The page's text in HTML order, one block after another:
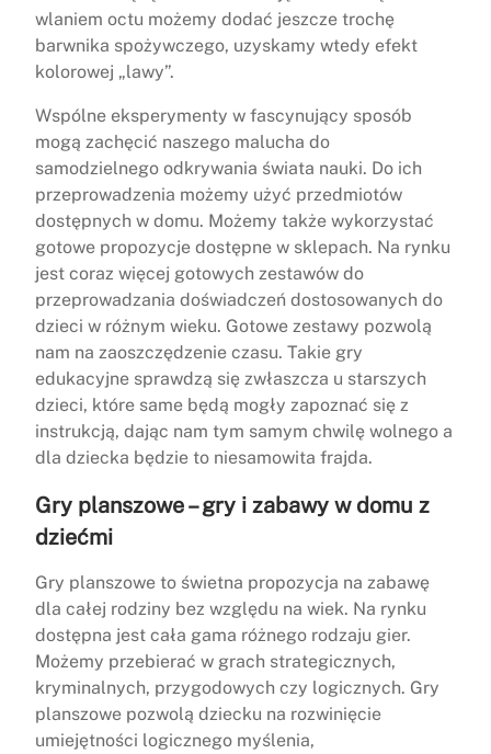
wlaniem octu możemy dodać jeszcze trochę
barwnika spożywczego, uzyskamy wtedy efekt
kolorowej „lawy”.
Wspólne eksperymenty w fascynujący sposób
mogą zachęcić naszego malucha do
samodzielnego odkrywania świata nauki. Do ich
przeprowadzenia możemy użyć przedmiotów
dostępnych w domu. Możemy także wykorzystać
gotowe propozycje dostępne w sklepach. Na rynku
jest coraz więcej gotowych zestawów do
przeprowadzania doświadczeń dostosowanych do
dzieci w różnym wieku. Gotowe zestawy pozwolą
nam na zaoszczędzenie czasu. Takie gry
edukacyjne sprawdzą się zwłaszcza u starszych
dzieci, które same będą mogły zapoznać się z
instrukcją, dając nam tym samym chwilę wolnego a
dla dziecka będzie to niesamowita frajda.
Gry planszowe – gry i zabawy w domu z
dziećmi
Gry planszowe to świetna propozycja na zabawę
dla całej rodziny bez względu na wiek. Na rynku
dostępna jest cała gama różnego rodzaju gier.
Możemy przebierać w grach strategicznych,
kryminalnych, przygodowych czy logicznych. Gry
planszowe pozwolą dziecku na rozwinięcie
umiejętności logicznego myślenia,